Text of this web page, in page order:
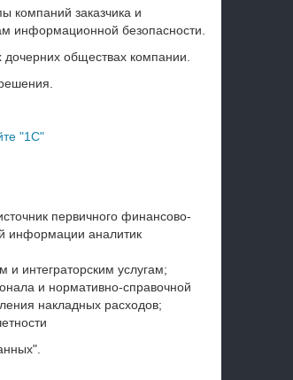
компаний заказчика и
информационной безопасности.
обществах компании.
"1С"
первичного финансово-
информации аналитик
и интеграторским услугам;
и нормативно-справочной
накладных расходов;